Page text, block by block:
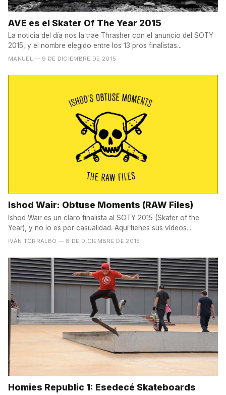
AVE es el Skater Of The Year 2015
La noticia del día nos la trae Thrasher con el anuncio del SOTY
2015, y el nombre elegido entre los 13 pros finalistas...
MANUEL — 9 DE DICIEMBRE DE 2015
Ishod Wair: Obtuse Moments (RAW Files)
Ishod Wair es un claro finalista al SOTY 2015 (Skater of the
Year), y no lo es por casualidad. Aquí tienes sus vídeos...
IVÁN TORRALBO — 8 DE DICIEMBRE DE 2015
Homies Republic 1: Esedecé Skateboards